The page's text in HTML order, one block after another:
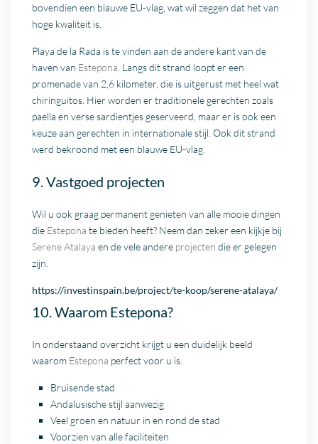
bovendien een blauwe EU-vlag, wat wil zeggen dat het van
hoge kwaliteit is.
Playa de la Rada is te vinden aan de andere kant van de
haven van Estepona . Langs dit strand loopt er een
promenade van 2,6 kilometer, die is uitgerust met heel wat
chiringuitos. Hier worden er traditionele gerechten zoals
paella en verse sardientjes geserveerd, maar er is ook een
keuze aan gerechten in internationale stijl. Ook dit strand
werd bekroond met een blauwe EU-vlag.
9. Vastgoed projecten
Wil u ook graag permanent genieten van alle mooie dingen
die Estepona te bieden heeft? Neem dan zeker een kijkje bij
Serene Atalaya en de vele andere projecten die er gelegen
zijn.
https://investinspain.be/project/te-koop/serene-atalaya/
10. Waarom Estepona?
In onderstaand overzicht krijgt u een duidelijk beeld
waarom Estepona perfect voor u is.
Bruisende stad
Andalusische stijl aanwezig
Veel groen en natuur in en rond de stad
Voorzien van alle faciliteiten